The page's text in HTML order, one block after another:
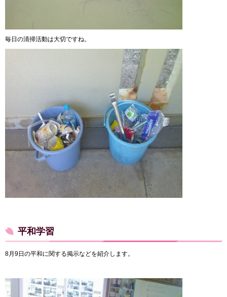
毎日の清掃活動は大切ですね。
平和学習
8月9日の平和に関する掲示などを紹介します。